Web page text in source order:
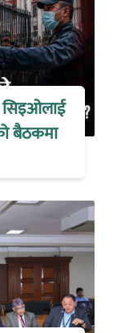
सिइओलाई
बैठकमा